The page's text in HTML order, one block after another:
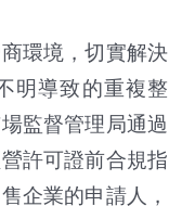
環境，切實解決
明導致的重複整
監督管理局通過
許可證前合規指
企業的申請人，